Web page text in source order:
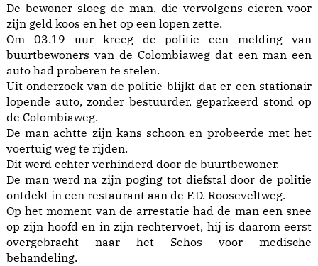
De bewoner sloeg de man, die vervolgens eieren voor
zijn geld koos en het op een lopen zette.
Om 03.19 uur kreeg de politie een melding van
buurtbewoners van de Colombiaweg dat een man een
auto had proberen te stelen.
Uit onderzoek van de politie blijkt dat er een stationair
lopende auto, zonder bestuurder, geparkeerd stond op
de Colombiaweg.
De man achtte zijn kans schoon en probeerde met het
voertuig weg te rijden.
Dit werd echter verhinderd door de buurtbewoner.
De man werd na zijn poging tot diefstal door de politie
ontdekt in een restaurant aan de F.D. Rooseveltweg.
Op het moment van de arrestatie had de man een snee
op zijn hoofd en in zijn rechtervoet, hij is daarom eerst
overgebracht naar het Sehos voor medische
behandeling.